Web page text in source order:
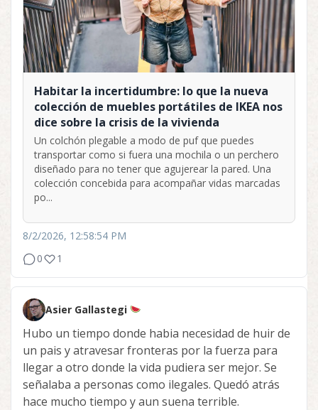
Habitar la incertidumbre: lo que la nueva
colección de muebles portátiles de IKEA nos
dice sobre la crisis de la vivienda
Un colchón plegable a modo de puf que puedes
transportar como si fuera una mochila o un perchero
diseñado para no tener que agujerear la pared. Una
colección concebida para acompañar vidas marcadas
po...
8/2/2026, 12:58:54 PM
0
1
Asier Gallastegi
Hubo un tiempo donde habia necesidad de huir de
un pais y atravesar fronteras por la fuerza para
llegar a otro donde la vida pudiera ser mejor. Se
señalaba a personas como ilegales. Quedó atrás
hace mucho tiempo y aun suena terrible.